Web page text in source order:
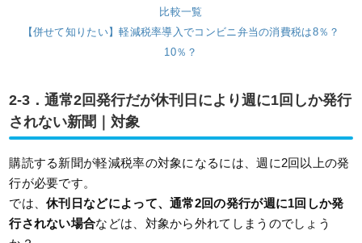
比較一覧
【併せて知りたい】軽減税率導入でコンビニ弁当の消費税は8％？
10％？
2-3．通常2回発行だが休刊日により週に1回しか発行
されない新聞｜対象
購読する新聞が軽減税率の対象になるには、週に2回以上の発
行が必要です。
では、休刊日などによって、通常2回の発行が週に1回しか発
行されない場合などは、対象から外れてしまうのでしょう